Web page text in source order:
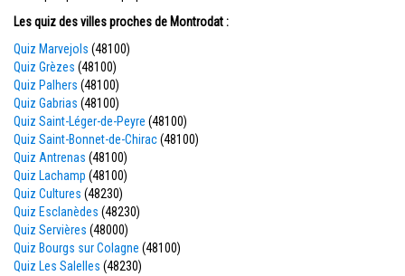
Les quiz des villes proches de Montrodat :
Quiz Marvejols (48100)
Quiz Grèzes (48100)
Quiz Palhers (48100)
Quiz Gabrias (48100)
Quiz Saint-Léger-de-Peyre (48100)
Quiz Saint-Bonnet-de-Chirac(48100)
Quiz Antrenas (48100)
Quiz Lachamp (48100)
Quiz Cultures (48230)
Quiz Esclanèdes (48230)
Quiz Servières (48000)
Quiz Bourgs sur Colagne (48100)
Quiz Les Salelles (48230)